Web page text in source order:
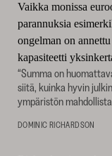
Vaikka monissa
parannuksia
ongelman on
kapasiteetti
“Summa on
siitä, kuinka hyvin
ympäristön
DOMINIC RICHARDSON